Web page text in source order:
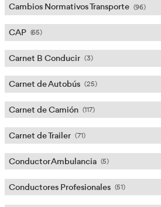
Categorías
ADR (65)
Cambios Normativos Transporte
CAP (65)
Carnet B Conducir
Carnet de Autobús (25)